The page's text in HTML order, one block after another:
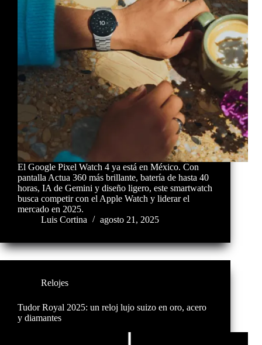
El Google Pixel Watch 4 ya está en México. Con
pantalla Actua 360 más brillante, batería de hasta 40
horas, IA de Gemini y diseño ligero, este smartwatch
busca competir con el Apple Watch y liderar el
mercado en 2025.
Luis Cortina
agosto 21, 2025
Relojes
Tudor Royal 2025: un reloj lujo suizo en oro, acero
y diamantes